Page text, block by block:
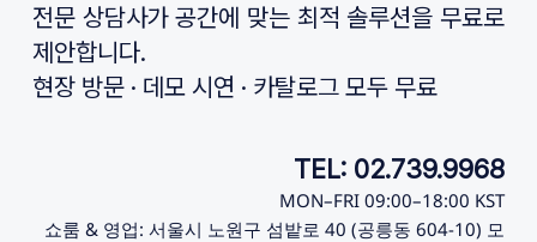
전문 상담사가 공간에 맞는 최적 솔루션을 무료로
제안합니다.
현장 방문 · 데모 시연 · 카탈로그 모두 무료
TEL: 02.739.9968
MON–FRI 09:00–18:00 KST
쇼룸 & 영업: 서울시 노원구 섬밭로 40 (공릉동 604-10) 모